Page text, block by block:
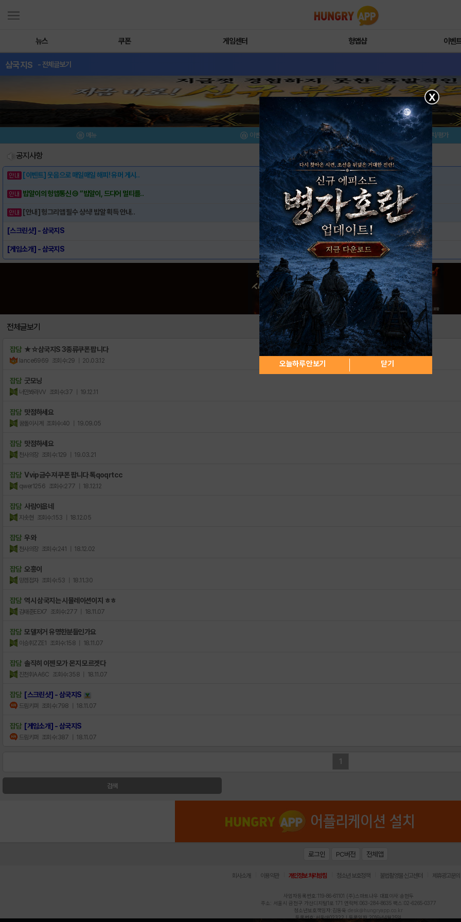
뉴스 쿠폰 게임센터 헝앱샵 이벤
삼국지S - 전체글보기
메뉴 이벤트/미션 설치/평가
공지사항
[이벤트] 웃음으로 매일매일 해피! 유머 게시..
밥알이의 헝앱통신 ⑲ “밥알이, 드디어 멀티를..
[안내] 헝그리앱 필수 상식! 밥알 획득 안내..
[스크린샷] - 삼국지S
[게임소개] - 삼국지S
전체글보기
잡담 ★☆삼국지S 3종류쿠폰 팝니다
lance6969 조회수:29 | 20.03.12
잡담 굿모닝
너만봐라VV 조회수:37 | 19.12.11
잡담 맛점하세요
꿈돌이시계 조회수:40 | 19.09.05
잡담 맛점하세요
천사의장 조회수:129 | 19.03.21
잡담 Vvip금수져 쿠폰 팝니다 톡qoqrtcc
qwer1256 조회수:277 | 18.12.12
잡담 사람이읎네
지솟현 조회수:153 | 18.12.05
잡담 우와
천사의장 조회수:241 | 18.12.02
잡담 오홍이
망겜접자 조회수:53 | 18.11.30
잡담 역시 삼국지는 시뮬레이션이지 ㅎㅎ
김태준EEX7 조회수:277 | 18.11.07
잡담 모델저거 유명한분들인가요
이승휘ZZE1 조회수:158 | 18.11.07
잡담 솔직히 이젠 모가 몬지 모르겟다
진천휘AA6C 조회수:358 | 18.11.07
잡담 [스크린샷] - 삼국지S
드림키퍼 조회수:798 | 18.11.07
잡담 [게임소개] - 삼국지S
드림키퍼 조회수:387 | 18.11.07
1
검색
X
오늘하루 안보기 닫기
로그인 PC버전 전체앱
회사소개 이용약관 개인정보 처리방침 청소년 보호정책 불법촬영물 신고센터 제휴광고문의
사업자등록번호:119-86-61101 (주)스마트나우 대표이사:송현두
주소: 서울시 금천구 가산디지털1로 171 연락처:063-284-8635 팩스:02-6265-0377
청소년보호책임자:김동욱 desk@hungryapp.co.kr
등록번호:서울아02322 | 등록일자:2016년4월25일